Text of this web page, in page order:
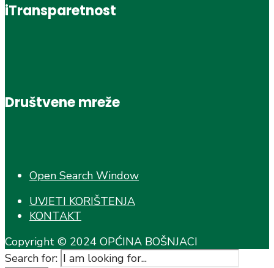
iTransparetnost
Društvene mreže
Open Search Window
UVJETI KORIŠTENJA
KONTAKT
Copyright © 2024 OPĆINA BOŠNJACI
Search for: